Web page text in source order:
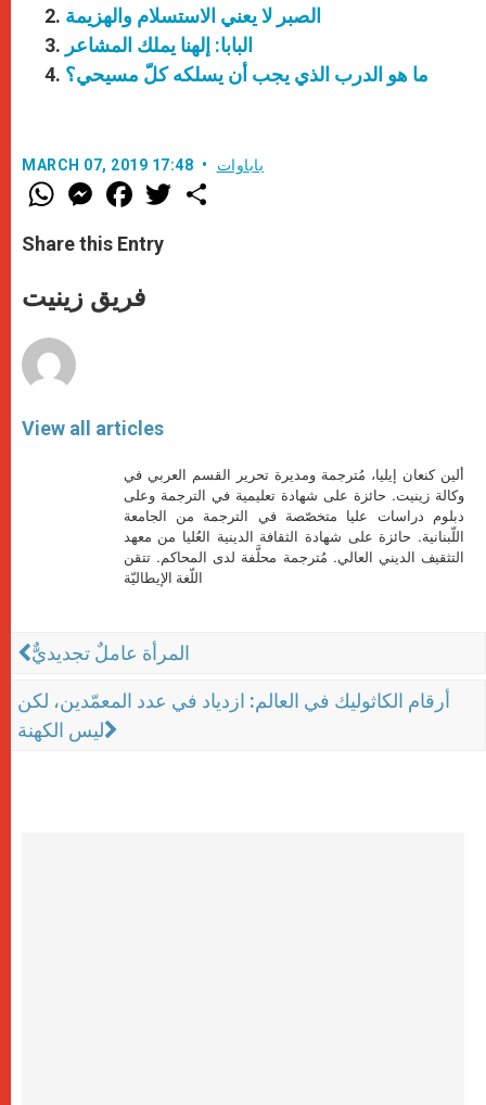
الصبر لا يعني الاستسلام والهزيمة
البابا: إلهنا يملك المشاعر
ما هو الدرب الذي يجب أن يسلكه كلّ مسيحي؟
MARCH 07, 2019 17:48 باباوات
W
h
t
s
p
p
M
e
s
e
g
e
F
a
e
b
o
k
T
w
Share this Entry
فريق زينيت
View all articles
ألين كنعان إيليا، مُترجمة ومديرة تحرير القسم العربي في
وكالة زينيت. حائزة على شهادة تعليمية في الترجمة وعلى
دبلوم دراسات عليا متخصّصة في الترجمة من الجامعة
اللّبنانية. حائزة على شهادة الثقافة الدينية العُليا من معهد
التثقيف الديني العالي. مُترجمة محلَّفة لدى المحاكم. تتقن
اللّغة الإيطاليّة
المرأة عاملٌ تجديديٌّ
أرقام الكاثوليك في العالم: ازدياد في عدد المعمّدين، لكن
ليس الكهنة